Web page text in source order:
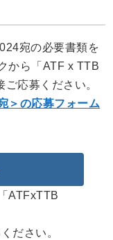
宛の必要書類を
から「ATF x TTB
応募ください。
＞の応募フォーム
ATFxTTB
ださい。